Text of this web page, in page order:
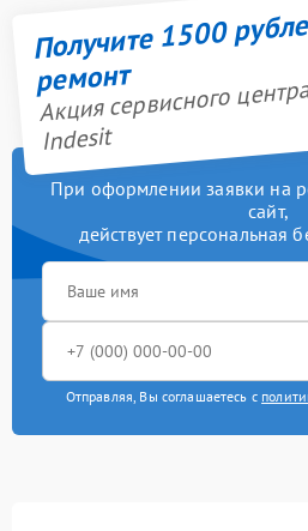
Получите 1500
ремонт
Акция сервисного
Indesit
При оформлении заявки на
сайт,
действует персональная
Отправляя, Вы соглашаетесь с